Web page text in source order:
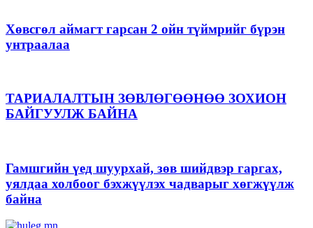
Хөвсгөл аймагт гарсан 2 ойн түймрийг бүрэн
унтраалаа
ТАРИАЛАЛТЫН ЗӨВЛӨГӨӨНӨӨ ЗОХИОН
БАЙГУУЛЖ БАЙНА
Гамшгийн үед шуурхай, зөв шийдвэр гаргах,
уялдаа холбоог бэхжүүлэх чадварыг хөгжүүлж
байна